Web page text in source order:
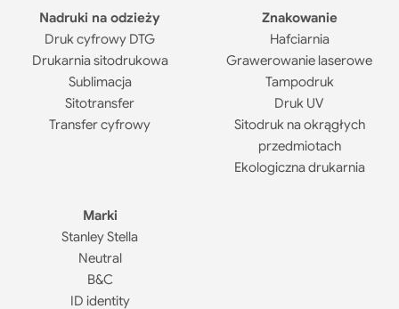
Nadruki na odzieży
Druk cyfrowy DTG
Drukarnia sitodrukowa
Sublimacja
Sitotransfer
Transfer cyfrowy
Znakowanie
Hafciarnia
Grawerowanie laserowe
Tampodruk
Druk UV
Sitodruk na okrągłych
przedmiotach
Ekologiczna drukarnia
Marki
Stanley Stella
Neutral
B&C
ID identity